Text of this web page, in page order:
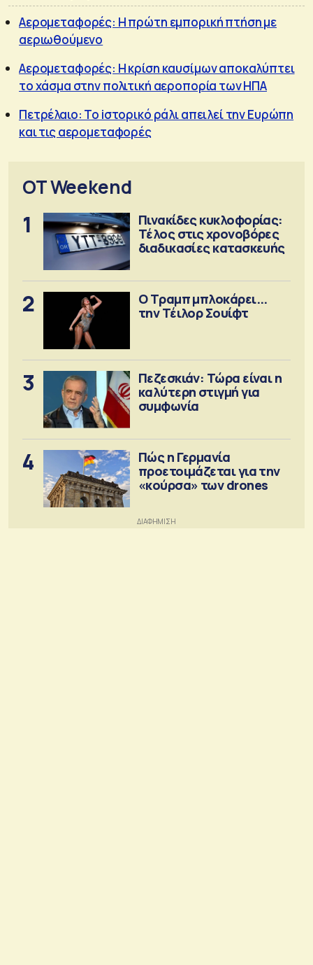
Αερομεταφορές: Η πρώτη εμπορική πτήση με
αεριωθούμενο
Αερομεταφορές: Η κρίση καυσίμων αποκαλύπτει
το χάσμα στην πολιτική αεροπορία των ΗΠΑ
Πετρέλαιο: To iστορικό ράλι απειλεί την Ευρώπη
και τις αερομεταφορές
OT Weekend
1
Πινακίδες κυκλοφορίας:
Τέλος στις χρονοβόρες
διαδικασίες κατασκευής
2
Ο Τραμπ μπλοκάρει...
την Τέιλορ Σουίφτ
3
Πεζεσκιάν: Τώρα είναι η
καλύτερη στιγμή για
συμφωνία
4
Πώς η Γερμανία
προετοιμάζεται για την
«κούρσα» των drones